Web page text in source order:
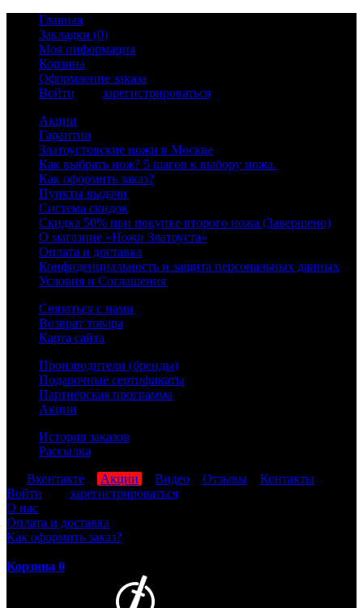
Главная
Закладки (0)
Моя информация
Корзина
Оформление заказа
Войти
зарегистрироваться
Акции
Гарантии
Златоустовские ножи в Москве
Как выбрать нож? 5 шагов к выбору ножа.
Как оформить заказ?
Пункты выдачи
Система скидок
Скидка 50% при покупке второго ножа (Завершено)
О магазине «Ножи Златоуста»
Оплата и доставка
Конфиденциальность и защита персональных данных
Условия и Соглашения
Связаться с нами
Возврат товара
Карта сайта
Производители (бренды)
Подарочные сертификаты
Партнёрская программа
Акции
История заказов
Рассылка
Вконтакте Акции Видео Отзывы
Контакты
Войти
зарегистрироваться
О нас
Оплата и доставка
Как оформить заказ?
Корзина 0